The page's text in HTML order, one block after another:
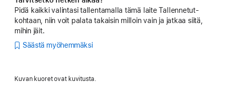
Pidä kaikki valintasi tallentamalla tämä laite Tallennetut-
kohtaan, niin voit palata takaisin milloin vain ja jatkaa siitä,
mihin jäit.
Säästä myöhemmäksi
Kuvan kuoret ovat kuvitusta.